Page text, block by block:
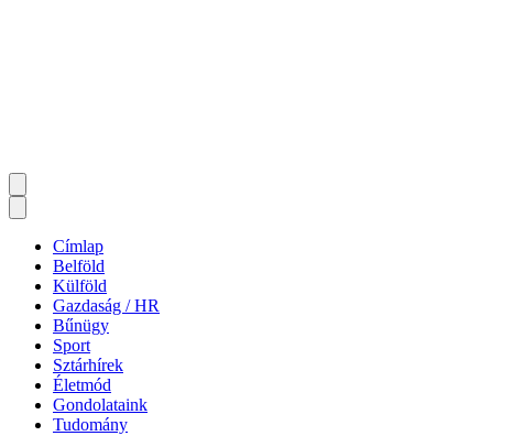
Címlap
Belföld
Külföld
Gazdaság / HR
Bűnügy
Sport
Sztárhírek
Életmód
Gondolataink
Tudomány